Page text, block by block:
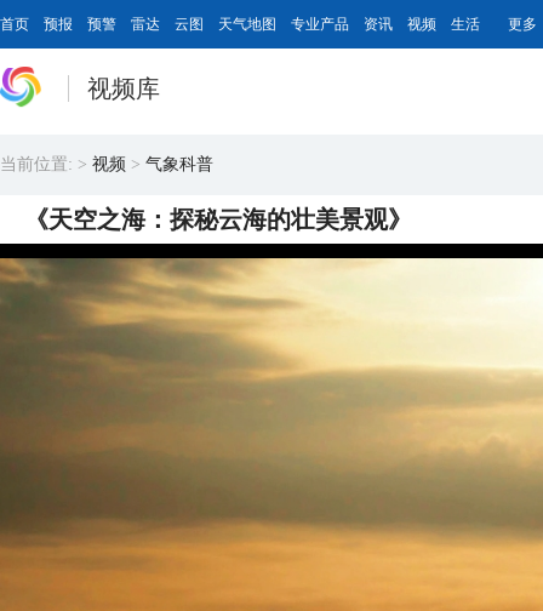
首页 预报 预警 雷达 云图 天气地图 专业产品 资讯 视频 生活 更多
视频库
当前位置: > 视频 > 气象科普
《天空之海：探秘云海的壮美景观》